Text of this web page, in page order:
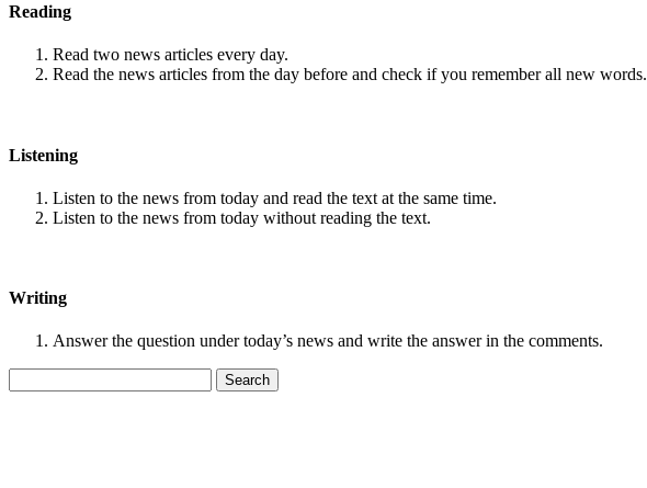
Reading
Read two news articles every day.
Read the news articles from the day before and check if you remember all new words.
Listening
Listen to the news from today and read the text at the same time.
Listen to the news from today without reading the text.
Writing
Answer the question under today’s news and write the answer in the comments.
for: